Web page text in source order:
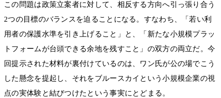
この問題は政策立案者に対して、相反する方向へ引っ張り合う
2つの目標のバランスを迫ることになる。すなわち、「若い利
用者の保護水準を引き上げること」と、「新たな小規模プラッ
トフォームが台頭できる余地を残すこと」の双方の両立だ。今
回提示された材料が裏付けているのは、ワン氏が公の場でこう
した懸念を提起し、それをブルースカイという小規模企業の視
点の実体験と結びつけたという事実にとどまる。